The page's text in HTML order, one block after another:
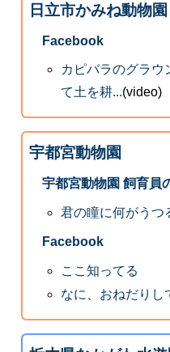
日立市かみね動物園
Facebook
カピバラのグラウ
て土を耕...(video)
宇都宮動物園
宇都宮動物園 飼育員
君の瞳に何がうつ
Facebook
ここ知ってる
なに、おねだりし